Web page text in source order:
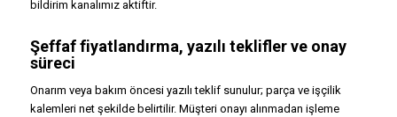
bildirim kanalımız aktiftir.
Şeffaf fiyatlandırma, yazılı teklifler ve onay
süreci
Onarım veya bakım öncesi yazılı teklif sunulur; parça ve işçilik
kalemleri net şekilde belirtilir. Müşteri onayı alınmadan işleme